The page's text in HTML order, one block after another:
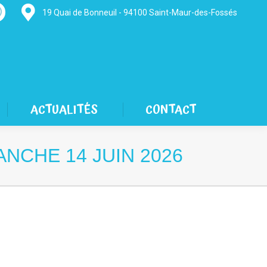
window
19 Quai de Bonneuil - 94100 Saint-Maur-des-Fossés
ACTUALITÉS CONTACT
14 JUIN 2026